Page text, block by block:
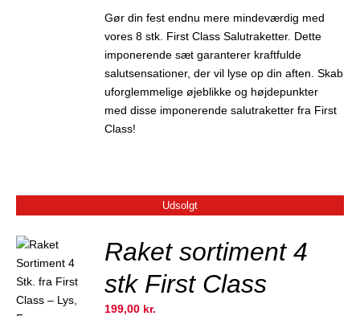
Gør din fest endnu mere mindeværdig med
vores 8 stk. First Class Salutraketter. Dette
imponerende sæt garanterer kraftfulde
salutsensationer, der vil lyse op din aften. Skab
uforglemmelige øjeblikke og højdepunkter
med disse imponerende salutraketter fra First
Class!
Udsolgt
Raket sortiment 4
stk First Class
199,00 kr.